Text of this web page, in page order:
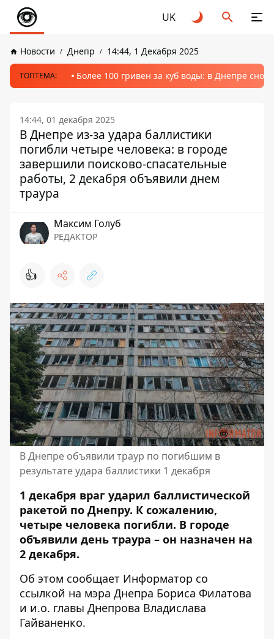
UK
Новости Днепр 14:44, 1 Декабря 2025
ТОПТЕМА: Более 100 гривен за куб воды: в Днепре
14:44, 01 декабря 2025
В Днепре из-за удара баллистики
погибли четыре человека: в городе
завершили поисково-спасательные
работы, 2 декабря объявили днем ​​
траура
Максим Голуб
РЕДАКТОР
👍
В Днепре объявили траур по погибшим в
результате удара баллистики 1 декабря
1 декабря враг ударил баллистической
ракетой по Днепру. К сожалению,
четыре человека погибли. В городе
объявили день траура – ​​он назначен на
2 декабря.
Об этом сообщает Информатор со
ссылкой на мэра Днепра Бориса Филатова
и и.о. главы Днепрова Владислава
Гайваненко.